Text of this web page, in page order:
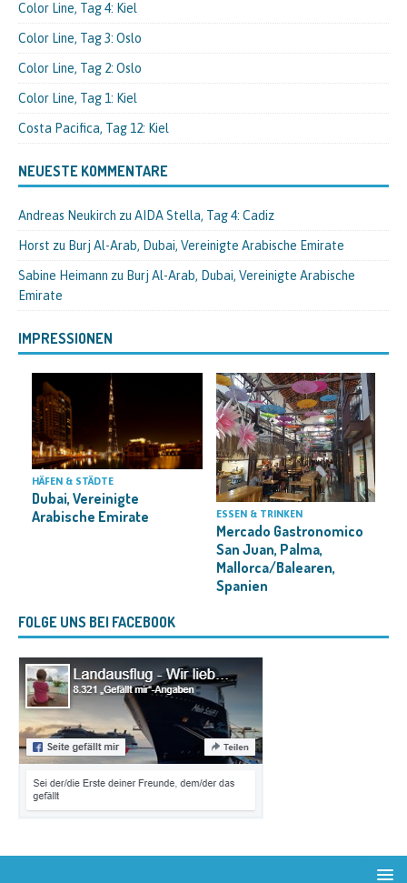
Color Line, Tag 4: Kiel
Color Line, Tag 3: Oslo
Color Line, Tag 2: Oslo
Color Line, Tag 1: Kiel
Costa Pacifica, Tag 12: Kiel
NEUESTE KOMMENTARE
Andreas Neukirch zuAIDA Stella, Tag 4: Cadiz
Horst zu Burj Al-Arab, Dubai, Vereinigte Arabische Emirate
Sabine Heimann zu Burj Al-Arab, Dubai, Vereinigte Arabische
Emirate
IMPRESSIONEN
HÄFEN & STÄDTE
Dubai, Vereinigte
Arabische Emirate
ESSEN & TRINKEN
Mercado Gastronomico
San Juan, Palma,
Mallorca/Balearen,
Spanien
FOLGE UNS BEI FACEBOOK